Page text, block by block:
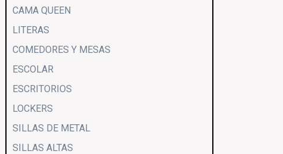
CAMA QUEEN
LITERAS
COMEDORES Y MESAS
ESCOLAR
ESCRITORIOS
LOCKERS
SILLAS DE METAL
SILLAS ALTAS